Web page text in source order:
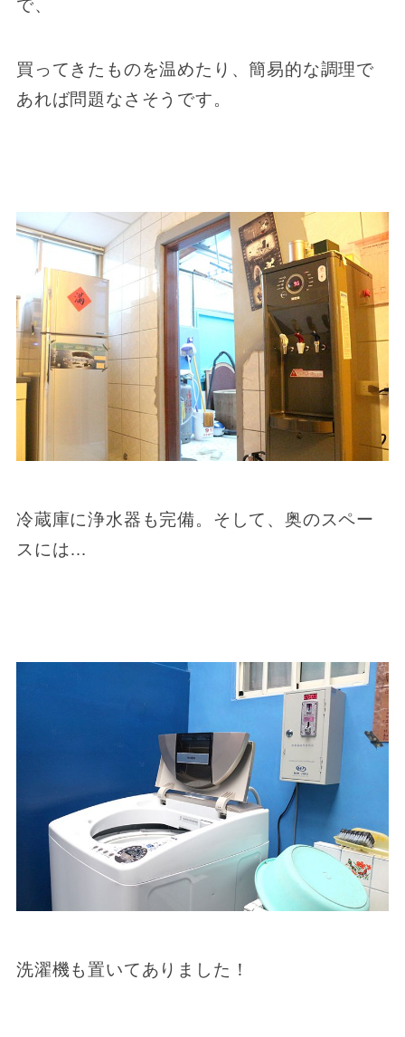
で、
買ってきたものを温めたり、簡易的な調理で
あれば問題なさそうです。
冷蔵庫に浄水器も完備。そして、奥のスペー
スには…
洗濯機も置いてありました！